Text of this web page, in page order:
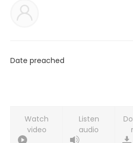
Date preached
Watch
video
Listen
audio